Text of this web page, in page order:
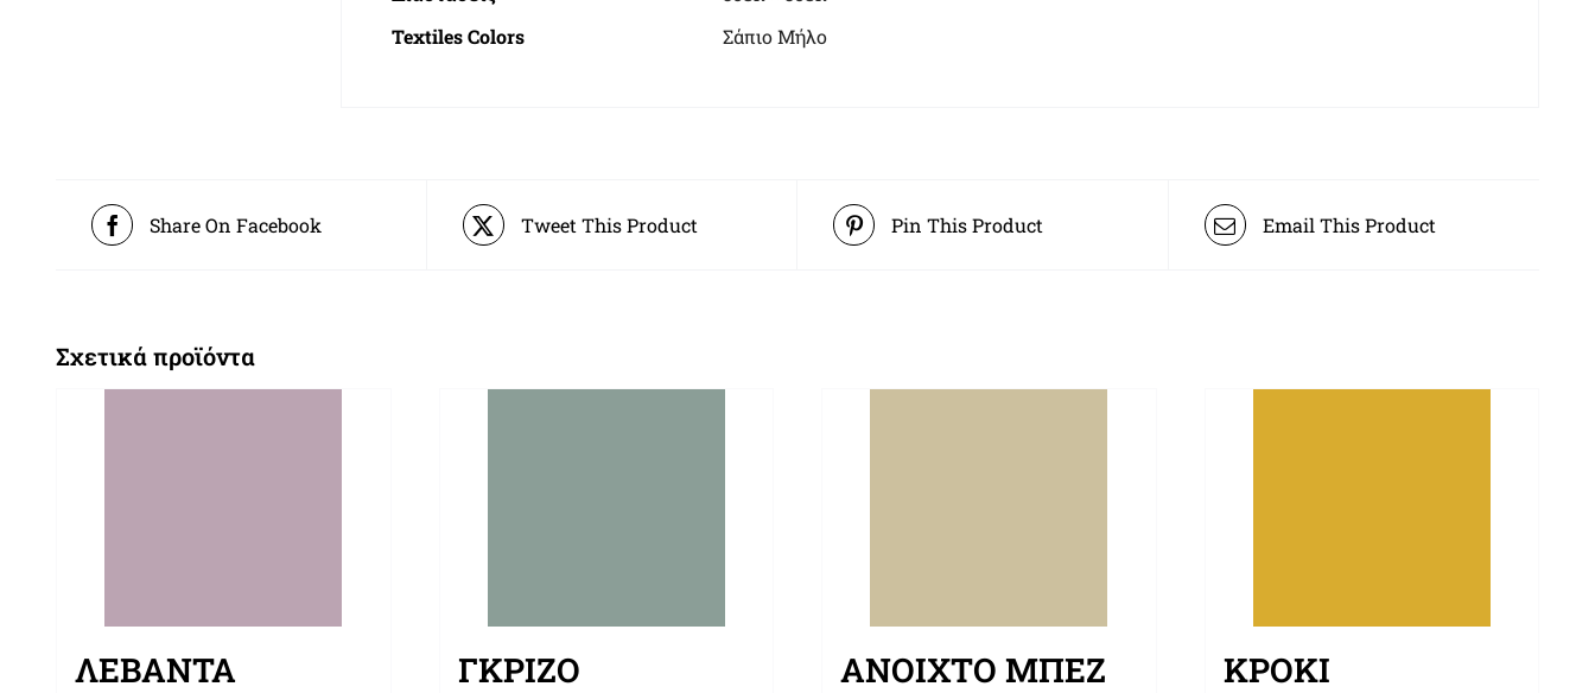
Textiles Colors
Σάπιο Μήλο
Share On Facebook Tweet This Product Pin This Product Email This Product
Σχετικά προϊόντα
ΛΕΒΆΝΤΑ ΓΚΡΊΖΟ ΑΝΟΙΧΤΌ ΜΠΕΖ ΚΡΟΚΊ